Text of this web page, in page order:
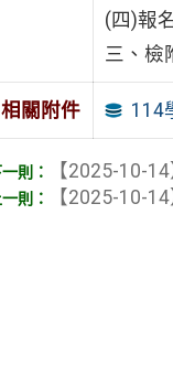
(四)報
三、檢
相關附件 114
【2025-10-14
【2025-10-14